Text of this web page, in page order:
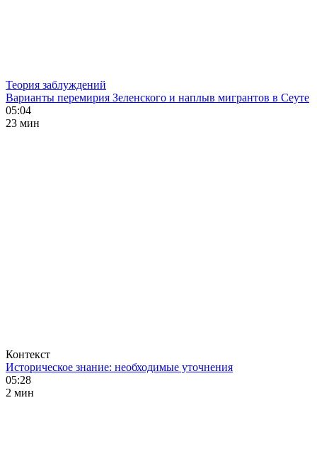
Теория заблуждений
Варианты перемирия Зеленского и наплыв мигрантов в Сеуте
05:04
23 мин
Контекст
Историческое знание: необходимые уточнения
05:28
2 мин